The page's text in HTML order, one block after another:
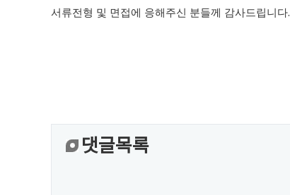
서류전형 및 면접에 응해주신 분들께 감사드립니다.
댓글목록